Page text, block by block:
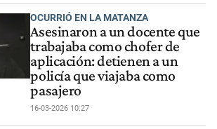
OCURRIÓ EN LA MATANZA
Asesinaron a un docente que
trabajaba como chofer de
aplicación: detienen a un
policía que viajaba como
pasajero
16-03-2026 10:27